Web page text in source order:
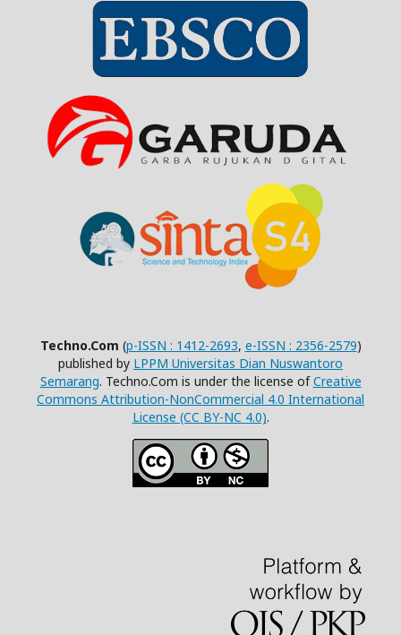
Techno.Com (p-ISSN : 1412-2693, e-ISSN : 2356-2579)
published by LPPM Universitas Dian Nuswantoro
Semarang. Techno.Com is under the license ofCreative
Commons Attribution-NonCommercial 4.0 International
License (CC BY-NC 4.0).